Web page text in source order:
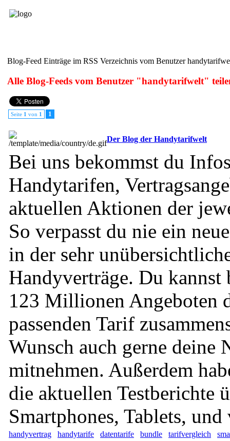
Blog-Feed Einträge im RSS Verzeichnis vom Benutzer
Alle Blog-Feeds vom Benutzer "handytarifwelt"
Seite 1 von 1 1
Der Blog der Handytarifwelt
Bei uns bekommst du
Handytarifen,
aktuellen Aktionen der
So verpasst du nie ein
in der sehr
Handyverträge. Du kannst
123 Millionen Angeboten
passenden Tarif
Wunsch auch gerne deine
mitnehmen. Außerdem
die aktuellen Testberichte
Smartphones, Tablets, und
handyvertrag handytarife datentarife bundle tarifvergleich